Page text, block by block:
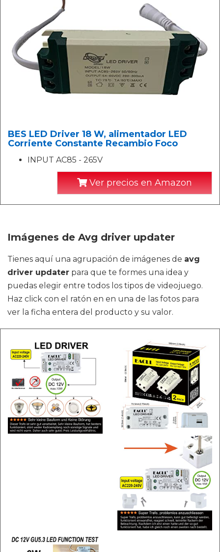
BES LED Driver 18 W, alimentador LED
Corriente Constante Recambio Foco
INPUT AC85 - 265V
Ver precios en Amazon
Imágenes de Avg driver updater
Tienes aquí una agrupación de imágenes de avg
driver updater para que te formes una idea y
puedas elegir entre todos los tipos de videojuego.
Haz click con el ratón en en una de las fotos para
ver la ficha entera del producto y su valor.